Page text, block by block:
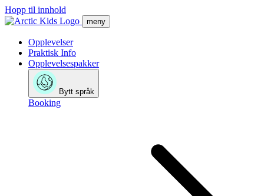
Hopp til innhold
meny
Opplevelser
Praktisk Info
Opplevelsespakker
Bytt språk
Booking